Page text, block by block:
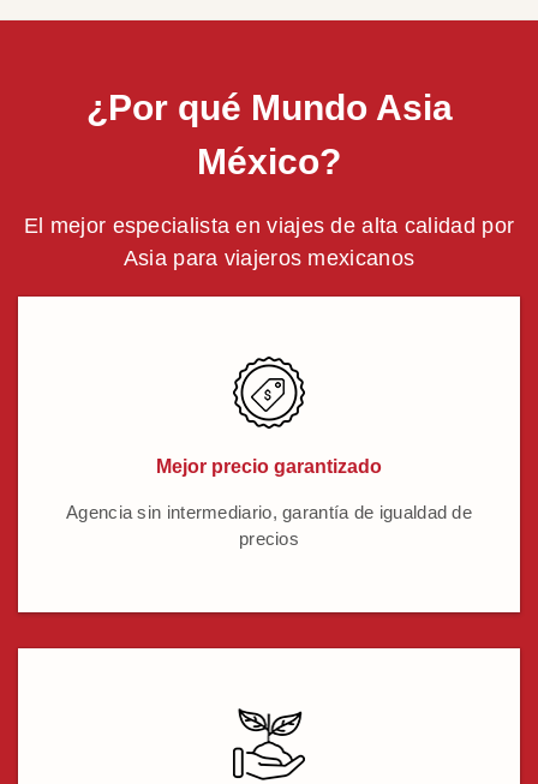
¿Por qué Mundo Asia
México?
El mejor especialista en viajes de alta calidad por
Asia para viajeros mexicanos
Mejor precio garantizado
Agencia sin intermediario, garantía de igualdad de
precios